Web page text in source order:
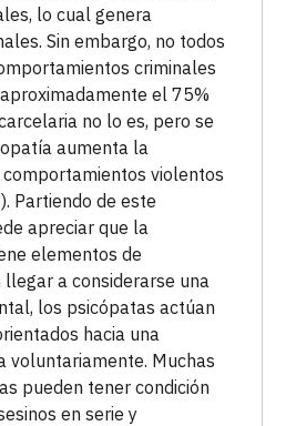
lo cual genera
Sin embargo, no todos
criminales
el 75%
no lo es, pero se
aumenta la
violentos
Partiendo de este
apreciar que la
elementos de
a considerarse una
los psicópatas actúan
hacia una
voluntariamente. Muchas
pueden tener condición
en serie y